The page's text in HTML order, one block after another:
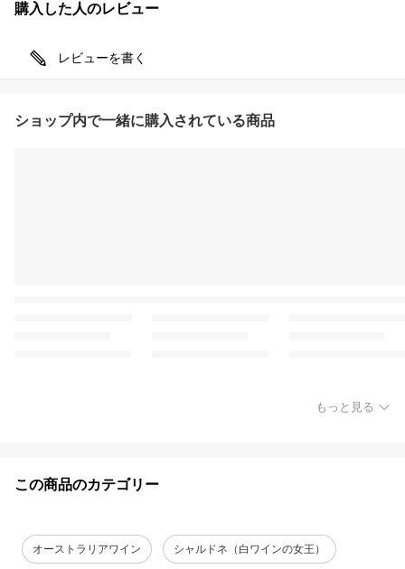
購入した人のレビュー
レビューを書く
ショップ内で一緒に購入されている商品
もっと見る
この商品のカテゴリー
オーストラリアワイン シャルドネ（白ワインの女王）